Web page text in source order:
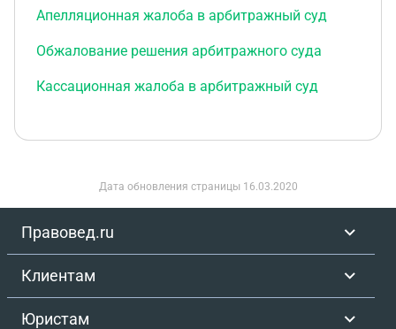
Апелляционная жалоба в арбитражный суд
Обжалование решения арбитражного суда
Кассационная жалоба в арбитражный суд
Дата обновления страницы 16.03.2020
Правовед.ru
Клиентам
Юристам